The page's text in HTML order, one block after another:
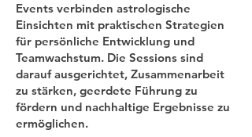
Events verbinden astrologische
Einsichten mit praktischen Strategien
für persönliche Entwicklung und
Teamwachstum. Die Sessions sind
darauf ausgerichtet, Zusammenarbeit
zu stärken, geerdete Führung zu
fördern und nachhaltige Ergebnisse zu
ermöglichen.